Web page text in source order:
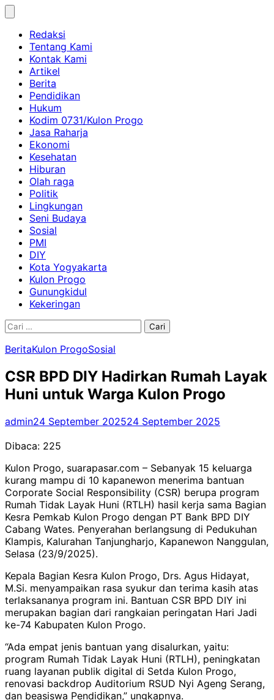
Skip
contentRedaksi
Tentang Kami
Kontak Kami
Artikel
Berita
Pendidikan
Hukum
Kodim 0731/Kulon Progo
Jasa Raharja
Ekonomi
Kesehatan
Hiburan
Olah raga
Politik
Lingkungan
Seni Budaya
Sosial
PMI
DIY
Kota Yogyakarta
Kulon Progo
Gunungkidul
Kekeringan
Cari
BeritaKulon ProgoSosial
CSR BPD DIY Hadirkan Rumah Layak
Huni untuk Warga Kulon Progo
admin24 September 202524 September 2025
Dibaca: 225
Kulon Progo, suarapasar.com – Sebanyak 15 keluarga
kurang mampu di 10 kapanewon menerima bantuan
Corporate Social Responsibility (CSR) berupa program
Rumah Tidak Layak Huni (RTLH) hasil kerja sama Bagian
Kesra Pemkab Kulon Progo dengan PT Bank BPD DIY
Cabang Wates. Penyerahan berlangsung di Pedukuhan
Klampis, Kalurahan Tanjungharjo, Kapanewon Nanggulan,
Selasa (23/9/2025).
Kepala Bagian Kesra Kulon Progo, Drs. Agus Hidayat,
M.Si. menyampaikan rasa syukur dan terima kasih atas
terlaksananya program ini. Bantuan CSR BPD DIY ini
merupakan bagian dari rangkaian peringatan Hari Jadi
ke-74 Kabupaten Kulon Progo.
“Ada empat jenis bantuan yang disalurkan, yaitu:
program Rumah Tidak Layak Huni (RTLH), peningkatan
ruang layanan publik digital di Setda Kulon Progo,
renovasi backdrop Auditorium RSUD Nyi Ageng Serang,
dan beasiswa Pendidikan,” ungkapnya.